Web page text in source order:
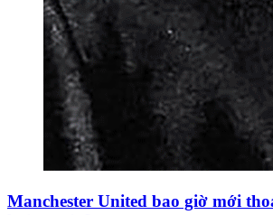
Manchester United bao giờ mới